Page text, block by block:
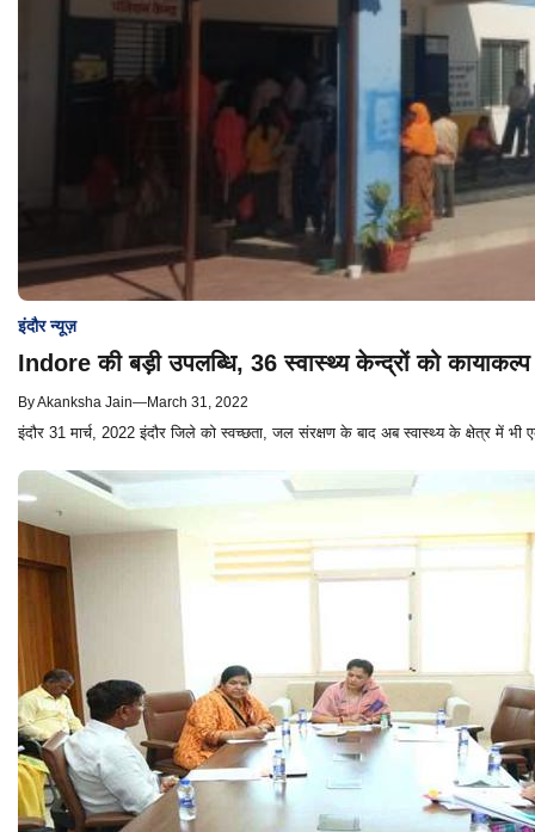
इंदौर न्यूज़
Indore की बड़ी उपलब्धि, 36 स्वास्थ्य केन्द्रों को
ByAkanksha Jain—March 31, 2022
इंदौर 31 मार्च, 2022 इंदौर जिले को स्वच्छता, जल संरक्षण के बाद अब स्वास्थ्य के क्षेत्र में